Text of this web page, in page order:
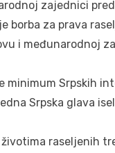
zajednici
borba za prava
i međunarodnoj
minimum Srpskih
Srpska glava
raseljenih